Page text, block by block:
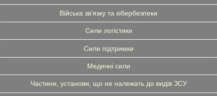
Війська зв'язку та кібербезпеки
Сили логістики
Сили підтримки
Медичні сили
Частини, установи, що не належать до видів ЗСУ